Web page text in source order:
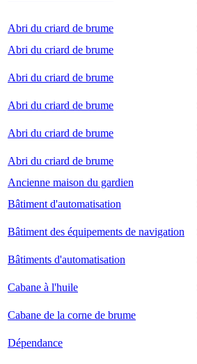
Abri du criard de brume
Abri du criard de brume
Abri du criard de brume
Abri du criard de brume
Abri du criard de brume
Abri du criard de brume
Ancienne maison du gardien
Bâtiment d'automatisation
Bâtiment des équipements de navigation
Bâtiments d'automatisation
Cabane à l'huile
Cabane de la corne de brume
Dépendance